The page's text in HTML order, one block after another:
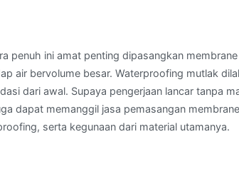
penuh ini amat penting dipasangkan
air bervolume besar. Waterproofing mutlak
dari awal. Supaya pengerjaan lancar tanpa
dapat memanggil jasa pemasangan
serta kegunaan dari material utamanya.